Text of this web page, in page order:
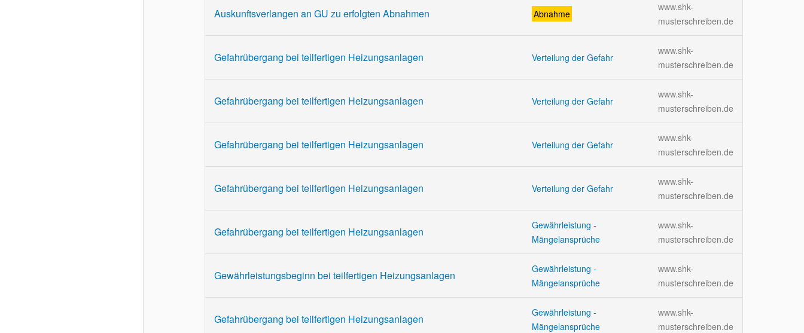
Auskunftsverlangen an GU zu erfolgten Abnahmen Abnahme
www.shk-
musterschreiben.de
Gefahrübergang bei teilfertigen Heizungsanlagen Verteilung der Gefahr
www.shk-
musterschreiben.de
Gefahrübergang bei teilfertigen Heizungsanlagen Verteilung der Gefahr
www.shk-
musterschreiben.de
Gefahrübergang bei teilfertigen Heizungsanlagen Verteilung der Gefahr
www.shk-
musterschreiben.de
Gefahrübergang bei teilfertigen Heizungsanlagen Verteilung der Gefahr
www.shk-
musterschreiben.de
Gefahrübergang bei teilfertigen Heizungsanlagen
Gewährleistung -
Mängelansprüche
www.shk-
musterschreiben.de
Gewährleistungsbeginn bei teilfertigen Heizungsanlagen
Gewährleistung -
Mängelansprüche
www.shk-
musterschreiben.de
Gefahrübergang bei teilfertigen Heizungsanlagen
Gewährleistung -
Mängelansprüche
www.shk-
musterschreiben.de